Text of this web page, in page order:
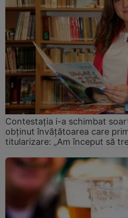
Contestația i-a schimbat
obținut învățătoarea care
titularizare: „Am început să